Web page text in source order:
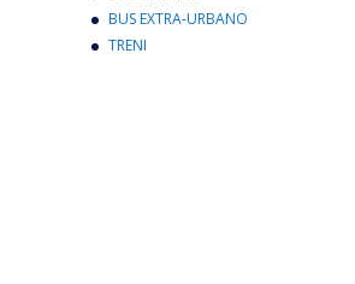
BUS EXTRA-URBANO
TRENI